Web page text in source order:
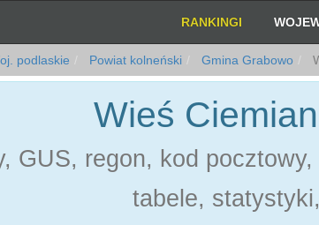
RANKINGI
podlaskie Powiat kolneński Gmina Grabowo
Wieś
GUS, regon, kod
tabele,